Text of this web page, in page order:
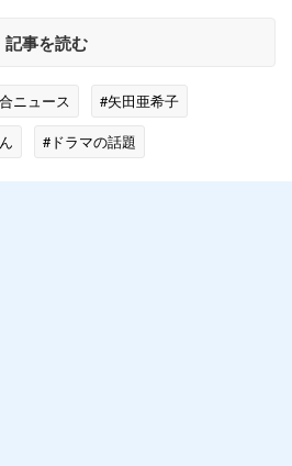
記事を読む
ニュース
#矢田亜希子
#ドラマの話題